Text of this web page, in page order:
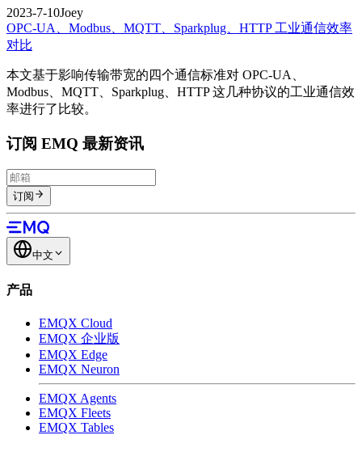
2023-7-10Joey
OPC-UA、Modbus、MQTT、Sparkplug、HTTP 工业通信效率
对比
本文基于影响传输带宽的四个通信标准对 OPC-UA、
Modbus、MQTT、Sparkplug、HTTP 这几种协议的工业通信效
率进行了比较。
订阅 EMQ 最新资讯
订阅
中文
产品
EMQX Cloud
EMQX 企业版
EMQX Edge
EMQX Neuron
EMQX Agents
EMQX Fleets
EMQX Tables